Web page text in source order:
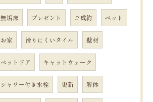
無垢床 プレゼント ご成約 ペット
お家 滑りにくいタイル 壁材
ペットドア キャットウォーク
シャワー付き水栓 更新 解体